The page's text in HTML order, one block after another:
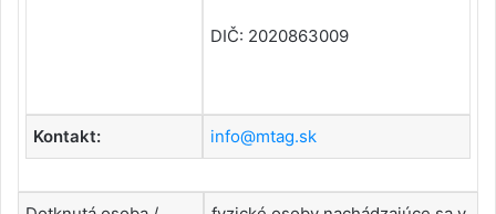
DIČ: 2020863009
Kontakt: info@mtag.sk